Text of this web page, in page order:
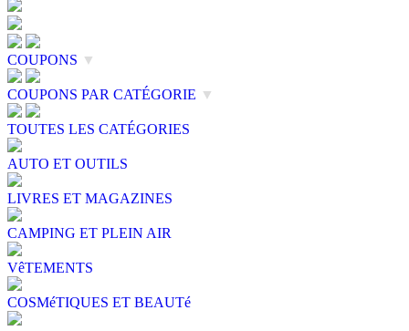
COUPONS ▼
COUPONS PAR CATÉGORIE ▼
TOUTES LES CATÉGORIES
AUTO ET OUTILS
LIVRES ET MAGAZINES
CAMPING ET PLEIN AIR
VêTEMENTS
COSMéTIQUES ET BEAUTé